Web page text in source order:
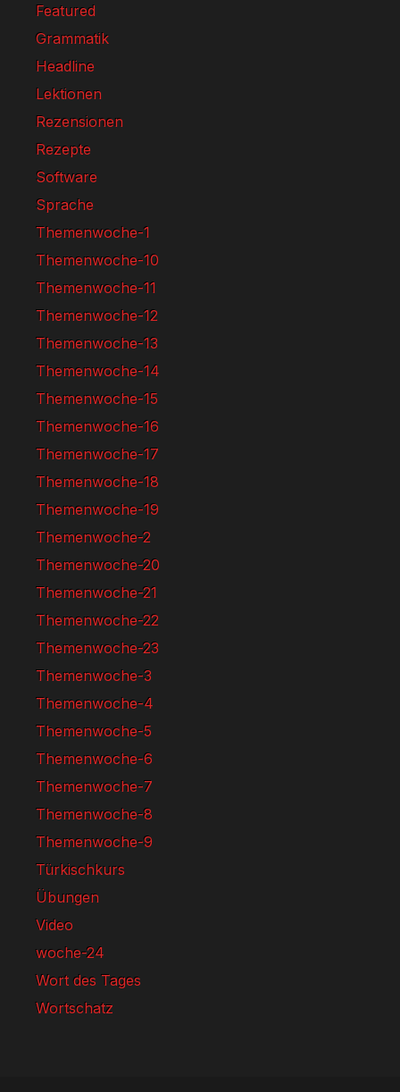
Featured
Grammatik
Headline
Lektionen
Rezensionen
Rezepte
Software
Sprache
Themenwoche-1
Themenwoche-10
Themenwoche-11
Themenwoche-12
Themenwoche-13
Themenwoche-14
Themenwoche-15
Themenwoche-16
Themenwoche-17
Themenwoche-18
Themenwoche-19
Themenwoche-2
Themenwoche-20
Themenwoche-21
Themenwoche-22
Themenwoche-23
Themenwoche-3
Themenwoche-4
Themenwoche-5
Themenwoche-6
Themenwoche-7
Themenwoche-8
Themenwoche-9
Türkischkurs
Übungen
Video
woche-24
Wort des Tages
Wortschatz